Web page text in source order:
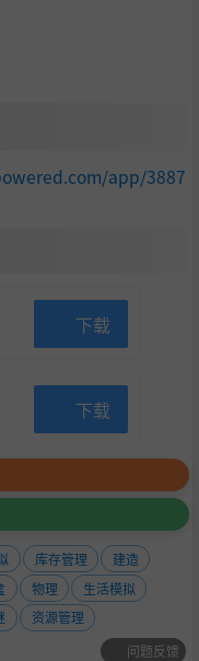
品嗅探犬的速度，并
墙体通道。
犯的错误越少，你获
用期。如果你通过了，
你，基础条件也会不
，试用期结束后，你
进行布置。漂亮的装
。
app/3887
下载
下载
库存管理
建造
物理
生活模拟
资源管理
问题反馈